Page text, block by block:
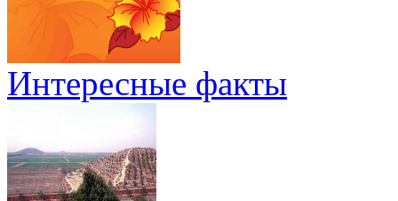
Интересные факты